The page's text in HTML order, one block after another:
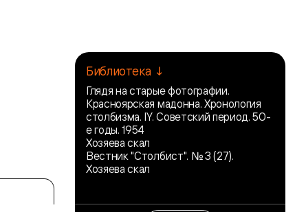
Библиотека ↓
Глядя на старые фотографии.
Красноярская мадонна. Хронология
столбизма. IY. Советский период. 50-
е годы. 1954
Хозяева скал
Вестник "Столбист". № 3 (27).
Хозяева скал